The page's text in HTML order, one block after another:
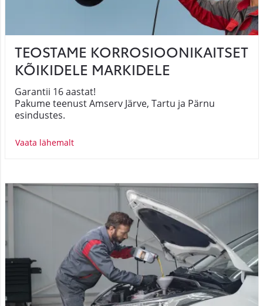
TEOSTAME KORROSIOONIKAITSET
KÕIKIDELE MARKIDELE
Garantii 16 aastat!
Pakume teenust Amserv Järve, Tartu ja Pärnu
esindustes.
Vaata lähemalt